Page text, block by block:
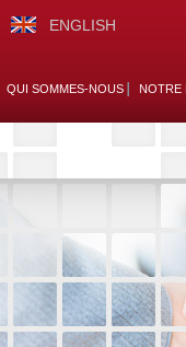
ENGLISH
QUI SOMMES-NOUS NOTRE